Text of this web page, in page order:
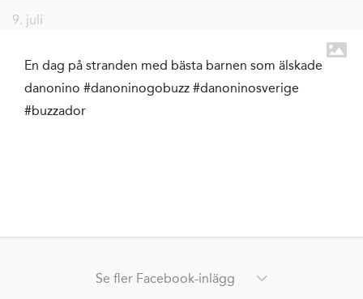
9. juli
En dag på stranden med bästa barnen som älskade
danonino #danoninogobuzz #danoninosverige
#buzzador
Se fler Facebook-inlägg